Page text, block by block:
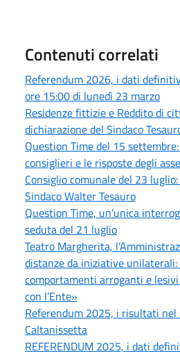
Contenuti correlati
Referendum 2026, i dati
ore 15:00 di lunedì 23 marzo
Residenze fittizie e Reddito di
dichiarazione del Sindaco
Question Time del 15
consiglieri e le risposte degli
Consiglio comunale del 23
Sindaco Walter Tesauro
Question Time, un’unica
seduta del 21 luglio
Teatro Margherita,
distanze da iniziative
comportamenti arroganti e
con l’Ente»
Referendum 2025, i risultati nel
Caltanissetta
REFERENDUM 2025, i dati